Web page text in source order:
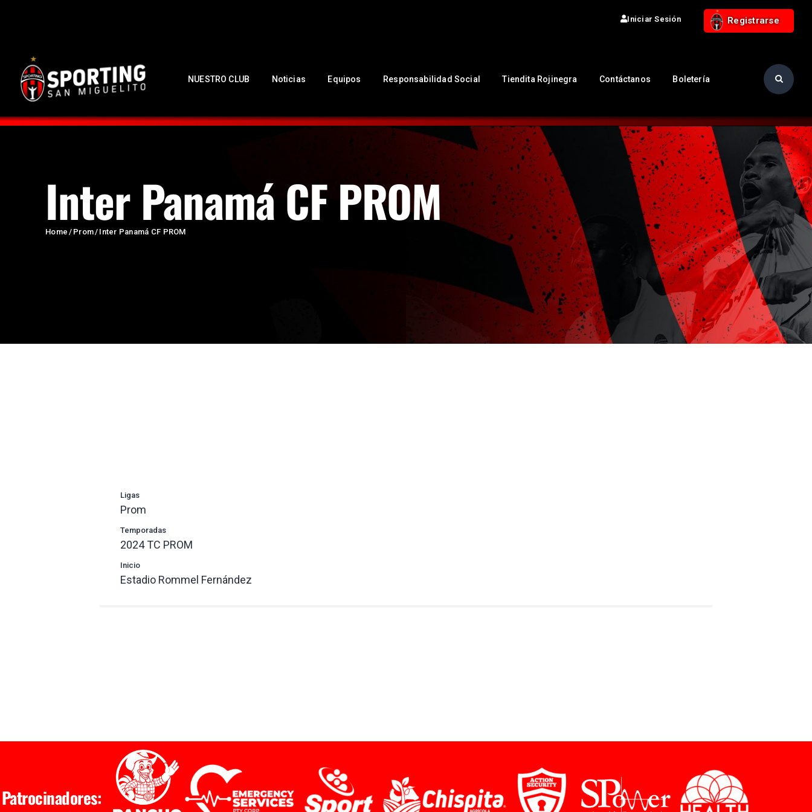
Iniciar Sesión Registrarse
NUESTRO CLUB Noticias Equipos Responsabilidad Social Tiendita Rojinegra Contáctanos Boletería
Inter Panamá CF PROM
Home Prom Inter Panamá CF PROM
Responsabilidad Social
Contáctanos
Ligas
Prom
Temporadas
2024 TC PROM
Inicio
Estadio Rommel Fernández
Patrocinadores: